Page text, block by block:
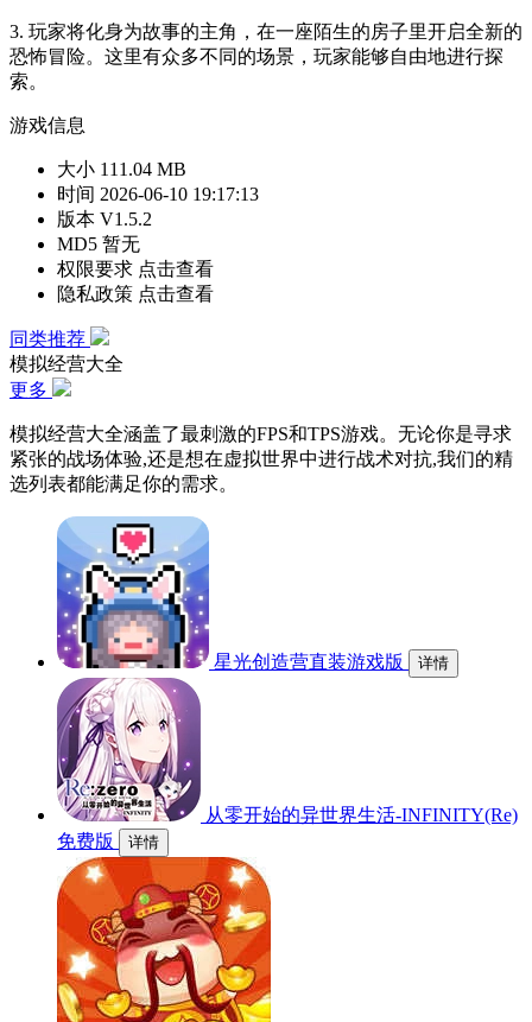
3. 玩家将化身为故事的主角，在一座陌生的房子里开启全新的
恐怖冒险。这里有众多不同的场景，玩家能够自由地进行探
索。
游戏信息
大小 111.04 MB
时间 2026-06-10 19:17:13
版本 V1.5.2
MD5 暂无
权限要求 点击查看
隐私政策 点击查看
同类推荐
模拟经营大全
更多
模拟经营大全涵盖了最刺激的FPS和TPS游戏。无论你是寻求
紧张的战场体验,还是想在虚拟世界中进行战术对抗,我们的精
选列表都能满足你的需求。
星光创造营直装游戏版 详情
从零开始的异世界生活-INFINITY(Re)
免费版
详情